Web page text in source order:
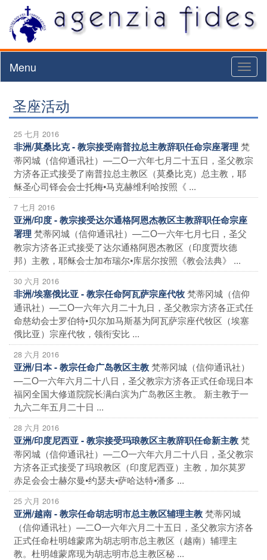
Menu
圣座活动
25 七月 2016
非洲/莫桑比克 - 教宗接受南普拉总主教辞职任命宗座署理梵
蒂冈城（信仰通讯社）—二O一六年七月二十五日，圣父教宗
方济各正式接受了南普拉总主教区（莫桑比克）总主教，耶
稣圣心司铎会会士托梅•马克赫维利哈按照《 ...
7 七月 2016
亚洲/印度 - 教宗接受达尔通格阿恩杰教区主教辞职任命宗座
署理梵蒂冈城（信仰通讯社）—二O一六年七月七日，圣父
教宗方济各正式接受了达尔通格阿恩杰教区（印度贾坎德
邦）主教，耶稣会士加布瑞尔•库居尔按照《教会法典》 ...
30 六月 2016
非洲/埃塞俄比亚 - 教宗任命阿瓦萨宗座代牧梵蒂冈城（信仰
通讯社）—二O一六年六月二十九日，圣父教宗方济各正式任
命慈幼会士罗伯特•贝尔加马斯基为阿瓦萨宗座代牧区（埃塞
俄比亚）宗座代牧，领衔安比 ...
28 六月 2016
亚洲/日本 - 教宗任命广岛教区主教梵蒂冈城（信仰通讯社）
—二O一六年六月二十八日，圣父教宗方济各正式任命现日本
福冈全国大修道院院长满白滨为广岛教区主教。 新主教于一
九六二年五月二十日 ...
28 六月 2016
亚洲/印度尼西亚 - 教宗接受玛琅教区主教辞职任命新主教梵
蒂冈城（信仰通讯社）—二O一六年六月二十八日，圣父教宗
方济各正式接受了玛琅教区（印度尼西亚）主教，加尔莫罗
赤足会会士赫尔曼•约瑟夫•萨哈达特•潘多 ...
25 六月 2016
亚洲/越南 - 教宗任命胡志明市总主教区辅理主教梵蒂冈城
（信仰通讯社）—二O一六年六月二十五日，圣父教宗方济各
正式任命杜明雄蒙席为胡志明市总主教区（越南）辅理主
教。杜明雄蒙席现为胡志明市总主教区秘 ...